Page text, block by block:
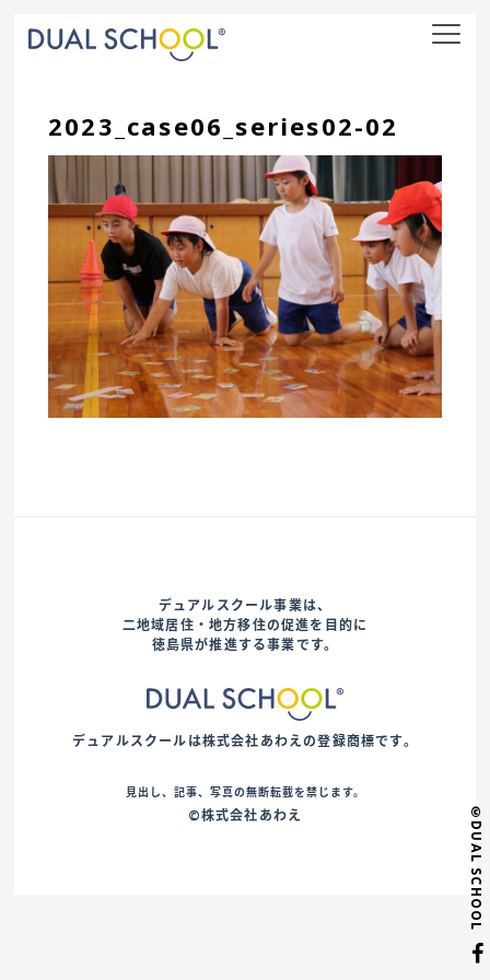
©DUAL SCHOOL
nav
2023_case06_series02-02
デュアルスクール事業は、
二地域居住・地方移住の促進を目的に
徳島県が推進する事業です。
デュアルスクールは株式会社あわえの登録商標です。
見出し、記事、写真の無断転載を禁じます。
©株式会社あわえ